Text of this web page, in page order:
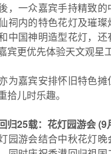
，一众嘉宾手持精致的
祠内的特色花灯及璀
中国神明造型花灯，
宾更优先体验天文观星
为嘉宾安排怀旧特色
拾儿时乐趣。
归25载：花灯园游会 (9
园游会结合中秋花灯